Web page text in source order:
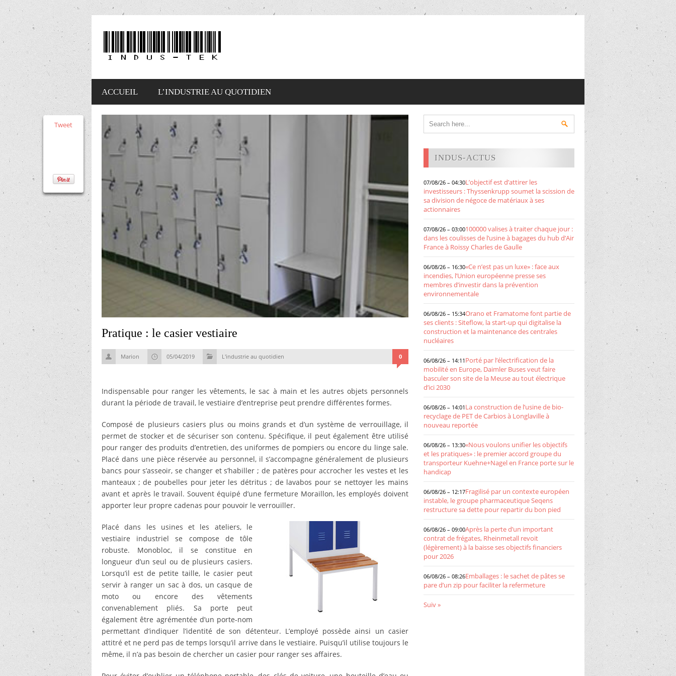
ACCUEIL L’INDUSTRIE AU QUOTIDIEN
Pratique : le casier vestiaire
Marion 05/04/2019 L'industrie au quotidien 0
Indispensable pour ranger les vêtements, le sac à main et les autres objets personnels
durant la période de travail, le vestiaire d’entreprise peut prendre différentes formes.
Composé de plusieurs casiers plus ou moins grands et d’un système de verrouillage, il
permet de stocker et de sécuriser son contenu. Spécifique, il peut également être utilisé
pour ranger des produits d’entretien, des uniformes de pompiers ou encore du linge sale.
Placé dans une pièce réservée au personnel, il s’accompagne généralement de plusieurs
bancs pour s’asseoir, se changer et s’habiller ; de patères pour accrocher les vestes et les
manteaux ; de poubelles pour jeter les détritus ; de lavabos pour se nettoyer les mains
avant et après le travail. Souvent équipé d’une fermeture Moraillon, les employés doivent
apporter leur propre cadenas pour pouvoir le verrouiller.
Placé dans les usines et les ateliers, le
vestiaire industriel se compose de tôle
robuste. Monobloc, il se constitue en
longueur d’un seul ou de plusieurs casiers.
Lorsqu’il est de petite taille, le casier peut
servir à ranger un sac à dos, un casque de
moto ou encore des vêtements
convenablement pliés. Sa porte peut
également être agrémentée d’un porte-nom
permettant d’indiquer l’identité de son détenteur. L’employé possède ainsi un casier
attitré et ne perd pas de temps lorsqu’il arrive dans le vestiaire. Puisqu’il utilise toujours le
même, il n’a pas besoin de chercher un casier pour ranger ses affaires.
Tweet
INDUS-ACTUS
07/08/26 – 04:30L’objectif est d’attirer les
investisseurs : Thyssenkrupp soumet la scission de
sa division de négoce de matériaux à ses
actionnaires
07/08/26 – 03:00100000 valises à traiter chaque jour :
dans les coulisses de l’usine à bagages du hub d’Air
France à Roissy Charles de Gaulle
06/08/26 – 16:30«Ce n’est pas un luxe» : face aux
incendies, l’Union européenne presse ses
membres d’investir dans la prévention
environnementale
06/08/26 – 15:34Orano et Framatome font partie de
ses clients : Siteflow, la start-up qui digitalise la
construction et la maintenance des centrales
nucléaires
06/08/26 – 14:11 Porté par l’électrification de la
mobilité en Europe, Daimler Buses veut faire
basculer son site de la Meuse au tout électrique
d’ici 2030
06/08/26 – 14:01 La construction de l’usine de bio-
recyclage de PET de Carbios à Longlaville à
nouveau reportée
06/08/26 – 13:30«Nous voulons unifier les objectifs
et les pratiques» : le premier accord groupe du
transporteur Kuehne+Nagel en France porte sur le
handicap
06/08/26 – 12:17Fragilisé par un contexte européen
instable, le groupe pharmaceutique Seqens
restructure sa dette pour repartir du bon pied
06/08/26 – 09:00Après la perte d’un important
contrat de frégates, Rheinmetall revoit
(légèrement) à la baisse ses objectifs financiers
pour 2026
06/08/26 – 08:26Emballages : le sachet de pâtes se
pare d’un zip pour faciliter la refermeture
Suiv »